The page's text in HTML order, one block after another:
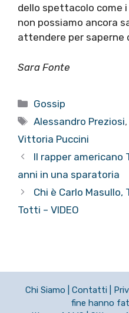
dello spettacolo come
non possiamo ancora
attendere per saperne
Sara Fonte
Categorie
Gossip
Tag
Alessandro Preziosi,
Vittoria Puccini
Il rapper americano
anni in una sparatoria
Chi è Carlo Masullo,
Totti – VIDEO
Chi Siamo Contatti
fine hanno